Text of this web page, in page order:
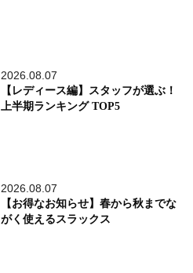
2026.08.07
【レディース編】スタッフが選ぶ！
上半期ランキング TOP5
2026.08.07
【お得なお知らせ】春から秋までな
がく使えるスラックス